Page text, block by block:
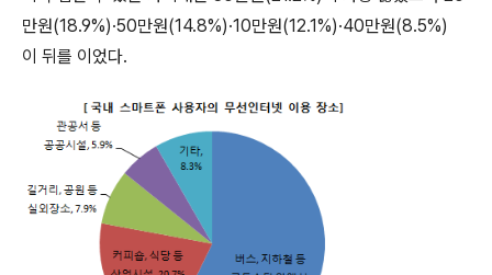
만원(18.9%)·50만원(14.8%)·10만원(12.1%)·40만원(8.5%)
이 뒤를 이었다.